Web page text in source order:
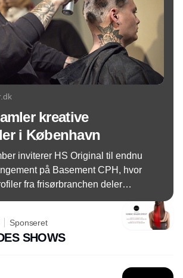
kreative
i København
inviterer HS Original til endnu
på Basement CPH, hvor
fra frisørbranchen deler
Sponseret
SHOWS